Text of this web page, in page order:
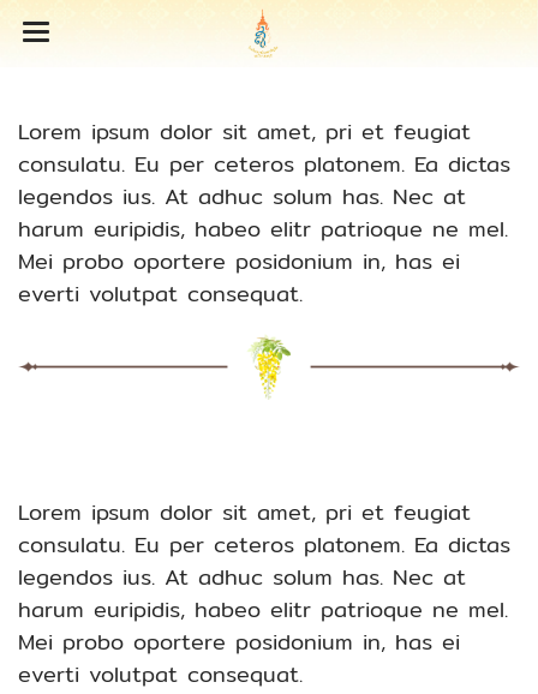
Lorem ipsum dolor sit amet, pri et feugiat
consulatu. Eu per ceteros platonem. Ea dictas
legendos ius. At adhuc solum has. Nec at
harum euripidis, habeo elitr patrioque ne mel.
Mei probo oportere posidonium in, has ei
everti volutpat consequat.
Lorem ipsum dolor sit amet, pri et feugiat
consulatu. Eu per ceteros platonem. Ea dictas
legendos ius. At adhuc solum has. Nec at
harum euripidis, habeo elitr patrioque ne mel.
Mei probo oportere posidonium in, has ei
everti volutpat consequat.